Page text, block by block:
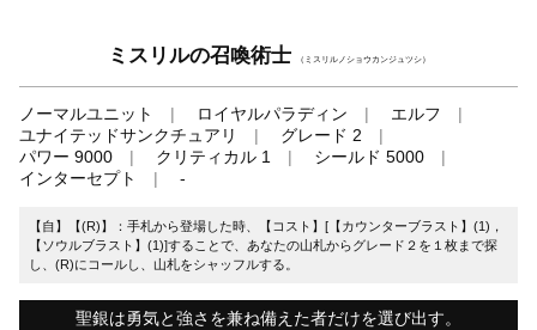
ミスリルの召喚術士 （ミスリルノショウカンジュツシ）
ノーマルユニット ロイヤルパラディン
エルフ
ユナイテッドサンクチュアリ
グレード 2
パワー 9000
クリティカル 1
シールド 5000
インターセプト
-
【自】【(R)】：手札から登場した時、【コスト】[【カウンターブラスト】(1)，
【ソウルブラスト】(1)]することで、あなたの山札からグレード２を１枚まで探
し、(R)にコールし、山札をシャッフルする。
聖銀は勇気と強さを兼ね備えた者だけを選び出す。